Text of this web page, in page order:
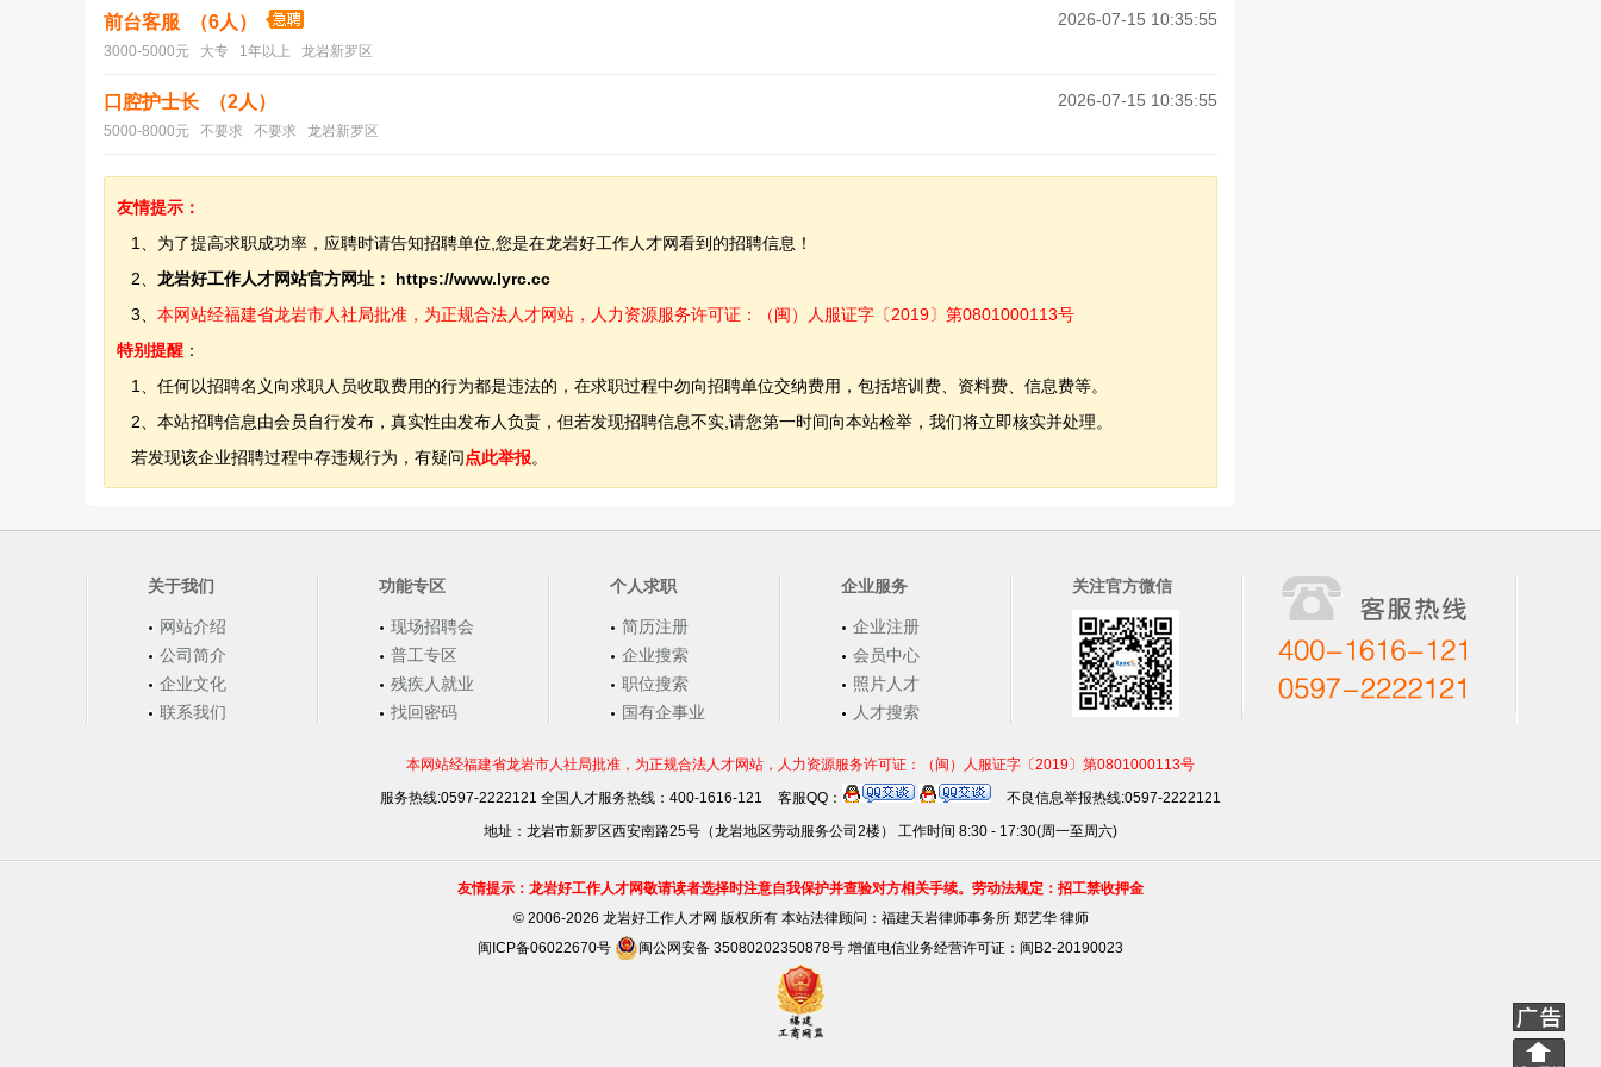
前台客服 （6人） 2026-07-15 10:35:55
3000-5000元 大专 1年以上 龙岩新罗区
口腔护士长 （2人） 2026-07-15 10:35:55
5000-8000元 不要求 不要求 龙岩新罗区
友情提示：
1、为了提高求职成功率，应聘时请告知招聘单位,您是在龙岩好工作人才网看到的招聘信息！
2、 龙岩好工作人才网站官方网址： https://www.lyrc.cc
3、 本网站经福建省龙岩市人社局批准，为正规合法人才网站，人力资源服务许可证：（闽）人服证字〔2019〕第0801000113号
特别提醒 ：
1、任何以招聘名义向求职人员收取费用的行为都是违法的，在求职过程中勿向招聘单位交纳费用，包括培训费、资料费、信息费等。
2、本站招聘信息由会员自行发布，真实性由发布人负责，但若发现招聘信息不实,请您第一时间向本站检举，我们将立即核实并处理。
若发现该企业招聘过程中存违规行为，有疑问点此举报。
关于我们
网站介绍
公司简介
企业文化
联系我们
功能专区
现场招聘会
普工专区
残疾人就业
找回密码
个人求职
简历注册
企业搜索
职位搜索
国有企事业
企业服务
企业注册
会员中心
照片人才
人才搜索
关注官方微信
本网站经福建省龙岩市人社局批准，为正规合法人才网站，人力资源服务许可证：（闽）人服证字〔2019〕第0801000113号
服务热线:0597-2222121 全国人才服务热线：400-1616-121
客服QQ：
不良信息举报热线:0597-2222121
地址：龙岩市新罗区西安南路25号（龙岩地区劳动服务公司2楼） 工作时间 8:30 - 17:30(周一至周六)
友情提示：龙岩好工作人才网敬请读者选择时注意自我保护并查验对方相关手续。劳动法规定：招工禁收押金
©2006-2026 龙岩好工作人才网 版权所有 本站法律顾问： 福建天岩律师事务所 郑艺华 律师
闽ICP备06022670号
闽公网安备 35080202350878号 增值电信业务经营许可证：闽B2-20190023